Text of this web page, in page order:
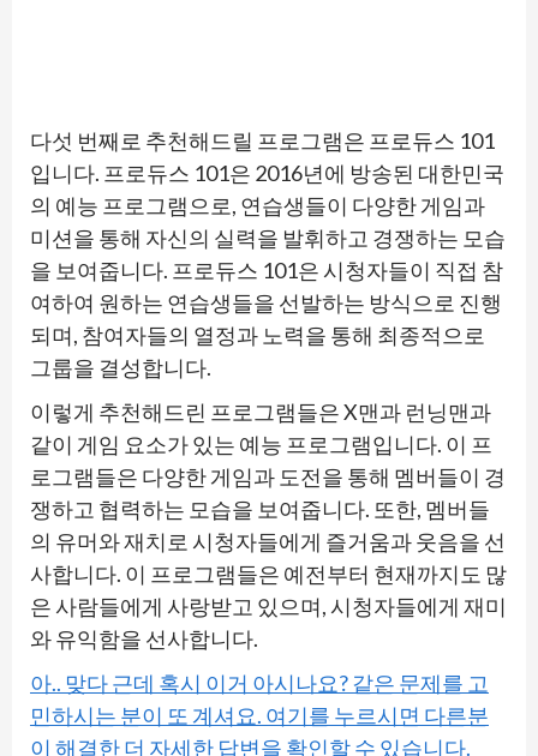
다섯 번째로 추천해드릴 프로그램은 프로듀스 101
입니다. 프로듀스 101은 2016년에 방송된 대한민국
의 예능 프로그램으로, 연습생들이 다양한 게임과
미션을 통해 자신의 실력을 발휘하고 경쟁하는 모습
을 보여줍니다. 프로듀스 101은 시청자들이 직접 참
여하여 원하는 연습생들을 선발하는 방식으로 진행
되며, 참여자들의 열정과 노력을 통해 최종적으로
그룹을 결성합니다.
이렇게 추천해드린 프로그램들은 X맨과 런닝맨과
같이 게임 요소가 있는 예능 프로그램입니다. 이 프
로그램들은 다양한 게임과 도전을 통해 멤버들이 경
쟁하고 협력하는 모습을 보여줍니다. 또한, 멤버들
의 유머와 재치로 시청자들에게 즐거움과 웃음을 선
사합니다. 이 프로그램들은 예전부터 현재까지도 많
은 사람들에게 사랑받고 있으며, 시청자들에게 재미
와 유익함을 선사합니다.
아.. 맞다 근데 혹시 이거 아시나요? 같은 문제를 고
민하시는 분이 또 계셔요. 여기를 누르시면 다른분
이 해결한 더 자세한 답변을 확인할 수 있습니다.